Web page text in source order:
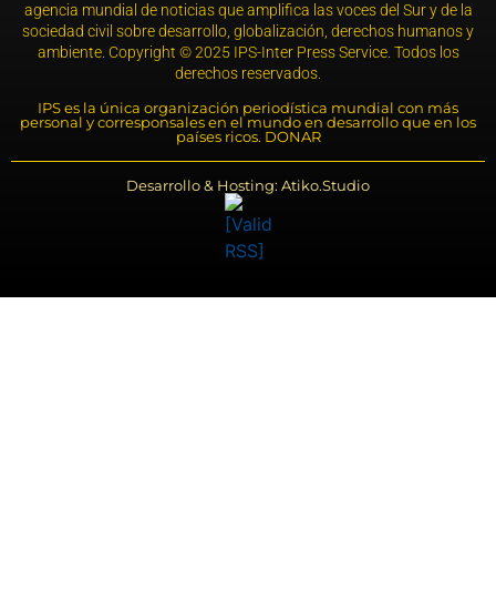
agencia mundial de noticias que amplifica las voces del Sur y de la
sociedad civil sobre desarrollo, globalización, derechos humanos y
ambiente. Copyright © 2025 IPS-Inter Press Service. Todos los
derechos reservados.
IPS es la única organización periodística mundial con más
personal y corresponsales en el mundo en desarrollo que en los
países ricos. DONAR
Desarrollo & Hosting: Atiko.Studio